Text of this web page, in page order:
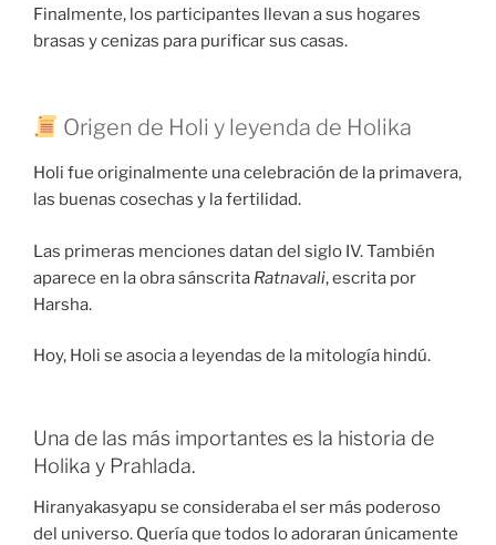
Finalmente, los participantes llevan a sus hogares
brasas y cenizas para purificar sus casas.
Origen de Holi y leyenda de Holika
Holi fue originalmente una celebración de la primavera,
las buenas cosechas y la fertilidad.
Las primeras menciones datan del siglo IV. También
aparece en la obra sánscrita Ratnavali, escrita por
Harsha.
Hoy, Holi se asocia a leyendas de la mitología hindú.
Una de las más importantes es la historia de
Holika y Prahlada.
Hiranyakasyapu se consideraba el ser más poderoso
del universo. Quería que todos lo adoraran únicamente